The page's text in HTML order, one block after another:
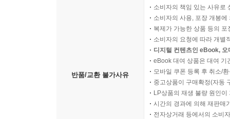
반품/교환 불가사유
소비자의 책임 있는 사유로
소비자의 사용, 포장 개봉
복제가 가능한 상품 등의
소비자의 요청에 따라 개별
디지털 컨텐츠인 eBook,
eBook 대여 상품은 대여 기
모바일 쿠폰 등록 후 취소/
중고상품이 구매확정(자동
LP상품의 재생 불량 원인
시간의 경과에 의해 재판매
전자상거래 등에서의 소비